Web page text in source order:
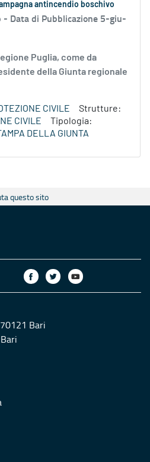
antincendio boschivo
- Data di Pubblicazione 5-giu-
Puglia, come da
della Giunta regionale
CIVILE
Strutture:
CIVILE
Tipologia:
DELLA GIUNTA
questo sito
Bari